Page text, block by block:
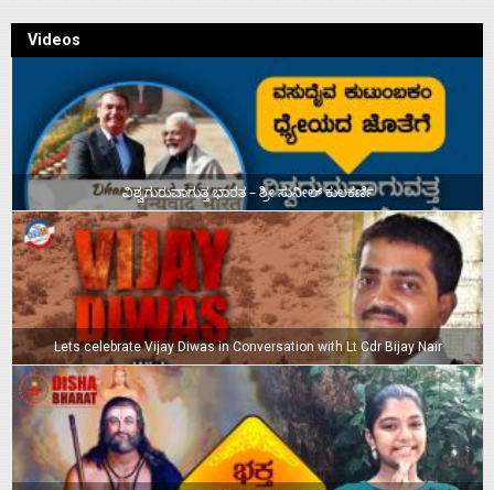
Videos
ವಿಶ್ವಗುರುವಾಗುತ್ತ ಭಾರತ – ಶ್ರೀ ಸುನೀಲ್‌ ಕುಲಕರ್ಣಿ
Lets celebrate Vijay Diwas in Conversation with Lt Cdr Bijay Nair